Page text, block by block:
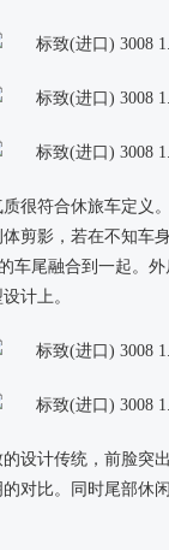
很符合休旅车定义
剪影，若在不知车
车尾融合到一起。
计上。
设计传统，前脸突
对比。同时尾部休